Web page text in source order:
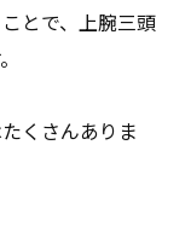
とで、 上腕三頭
くさんありま